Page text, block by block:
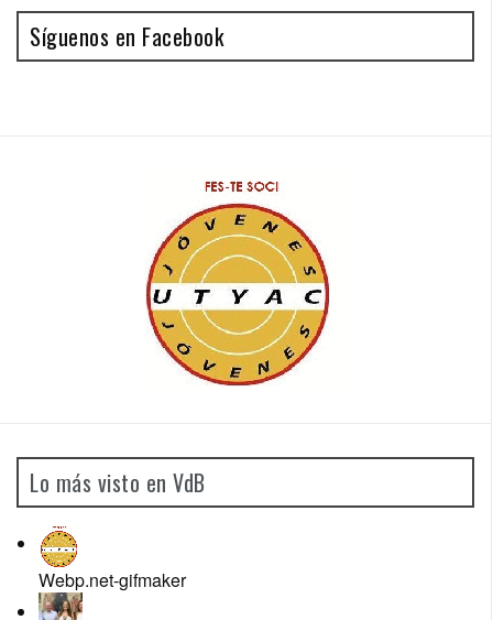
Síguenos en Facebook
Lo más visto en VdB
Webp.net-gifmaker